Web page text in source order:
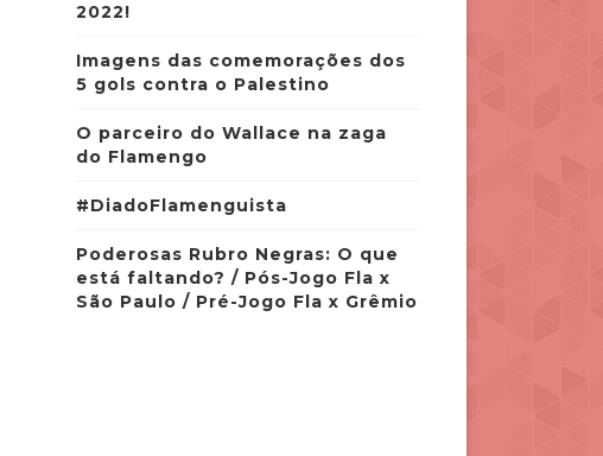
2022!
Imagens das comemorações dos
5 gols contra o Palestino
O parceiro do Wallace na zaga
do Flamengo
#DiadoFlamenguista
Poderosas Rubro Negras: O que
está faltando? / Pós-Jogo Fla x
São Paulo / Pré-Jogo Fla x Grêmio